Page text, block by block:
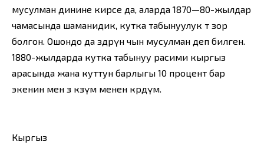
мусулман динине кирсе да, аларда 1870—80-жылдар
чамасында шаманидик, кутка табынуулук өтө зор
болгон. Ошондо да өздөрүн чын мусулман деп билген.
1880-жылдарда кутка табынуу расими кыргыз
арасында жана куттун барлыгы 10 процент бар
экенин мен өз көзүм менен көрдүм.
Кыргыз